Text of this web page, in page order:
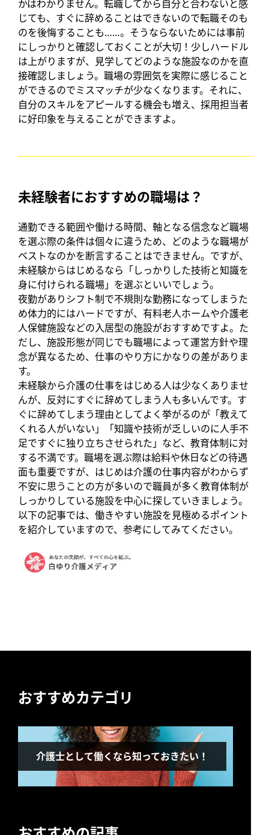
かはわかりません。転職してから自分と合わないと感
じても、すぐに辞めることはできないので転職そのも
のを後悔することも……。そうならないためには事前
にしっかりと確認しておくことが大切！少しハードル
は上がりますが、見学してどのような施設なのかを直
接確認しましょう。職場の雰囲気を実際に感じること
ができるのでミスマッチが少なくなります。それに、
自分のスキルをアピールする機会も増え、採用担当者
に好印象を与えることができますよ。
未経験者におすすめの職場は？
通勤できる範囲や働ける時間、軸となる信念など職場
を選ぶ際の条件は個々に違うため、どのような職場が
ベストなのかを断言することはできません。ですが、
未経験からはじめるなら「しっかりした技術と知識を
身に付けられる職場」を選ぶといいでしょう。
夜勤がありシフト制で不規則な勤務になってしまうた
め体力的にはハードですが、有料老人ホームや介護老
人保健施設などの入居型の施設がおすすめですよ。た
だし、施設形態が同じでも職場によって運営方針や理
念が異なるため、仕事のやり方にかなりの差がありま
す。
未経験から介護の仕事をはじめる人は少なくありませ
んが、反対にすぐに辞めてしまう人も多いんです。す
ぐに辞めてしまう理由としてよく挙がるのが「教えて
くれる人がいない」「知識や技術が乏しいのに人手不
足ですぐに独り立ちさせられた」など、教育体制に対
する不満です。職場を選ぶ際は給料や休日などの待遇
面も重要ですが、はじめは介護の仕事内容がわからず
不安に思うことの方が多いので職員が多く教育体制が
しっかりしている施設を中心に探していきましょう。
以下の記事では、働きやすい施設を見極めるポイント
を紹介していますので、参考にしてみてください。
おすすめカテゴリ
介護士として働くなら知っておきたい！